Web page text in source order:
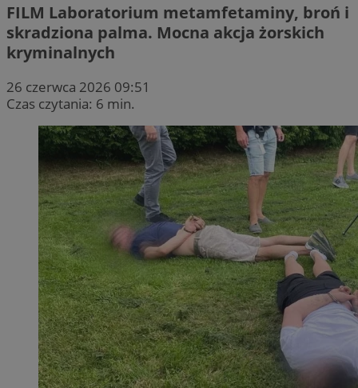
FILM Laboratorium metamfetaminy, broń i
skradziona palma. Mocna akcja żorskich
kryminalnych
26 czerwca 2026 09:51
Czas czytania: 6 min.